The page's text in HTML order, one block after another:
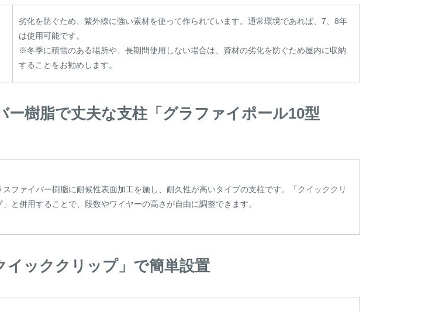
劣化を防ぐため、紫外線に強い素材を使って作られています。通常環境であれば、7、8年
は使用可能です。
※冬季に積雪のある場所や、長期間使用しない場合は、資材の劣化を防ぐため屋内に収納
することをお勧めします。
ー樹脂で丈夫な支柱「グラファイポール10型
スファイバー樹脂に耐候性表面加工を施し、耐久性が高いタイプの支柱です。「クイッククリ
」と併用することで、段数やワイヤーの高さが自由に調整できます。
イッククリップ」で簡単設置